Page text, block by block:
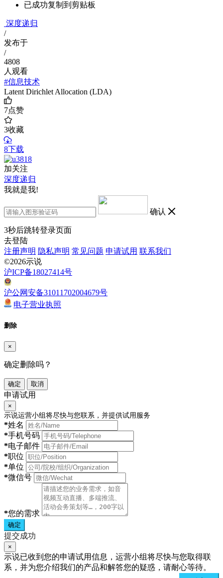
已成功复制到剪贴板
深度递归
/
发布于
/
4808
人观看
#信息技术
Latent Dirichlet Allocation (LDA)
7点赞
3收藏
8下载
加关注
深度递归
我就是我!
确认
3秒后跳转登录页面
去登陆
注册声明 隐私声明 常见问题 申请试用 联系我们
©2026示说
沪ICP备18027414号
沪公网安备31011702004679号
电子营业执照
删除
×
确定删除吗？
确定 取消
申请试用
×
示说运营小组将尽快与您联系，并提供试用服务
*姓名
*手机号码
*电子邮件
*职位
*单位
*微信号
*您的需求
确定
提交成功
×
示说已收到您的申请试用信息，运营小组将尽快与您取得联
系，并为您介绍我们的产品和解答您的疑惑，请耐心等待。